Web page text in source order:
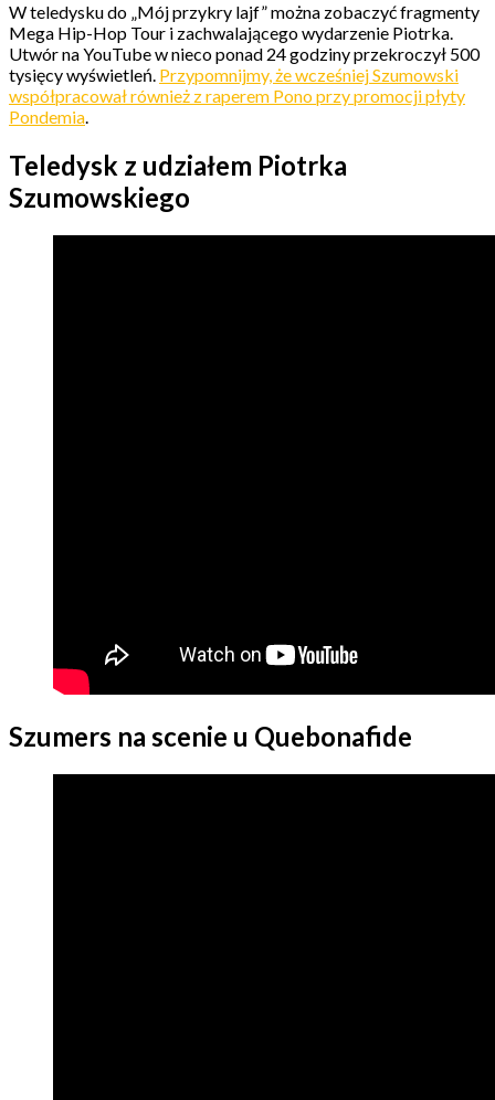
W teledysku do „Mój przykry lajf” można zobaczyć fragmenty
Mega Hip-Hop Tour i zachwalającego wydarzenie Piotrka.
Utwór na YouTube w nieco ponad 24 godziny przekroczył 500
tysięcy wyświetleń. Przypomnijmy, że wcześniej Szumowski
współpracował również z raperem Pono przy promocji płyty
Pondemia.
Teledysk z udziałem Piotrka
Szumowskiego
Szumers na scenie u Quebonafide